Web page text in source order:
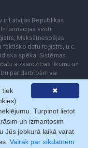
ir Latvijas Republikas
avoti:
Maksātnespējas
faktisko datu reģistrs, u.c..
spēka. Sistēmas
aizsardzības likumu un
par darbībām vai
Lietotājam aizliegts
iekārtas (robotus)
ar Firmas.lv. Galvenā
ar
✖
tiek
Turpinot lietot
un izmantosim
Jūs jebkurā laikā varat
Vairāk par sīkdatnēm